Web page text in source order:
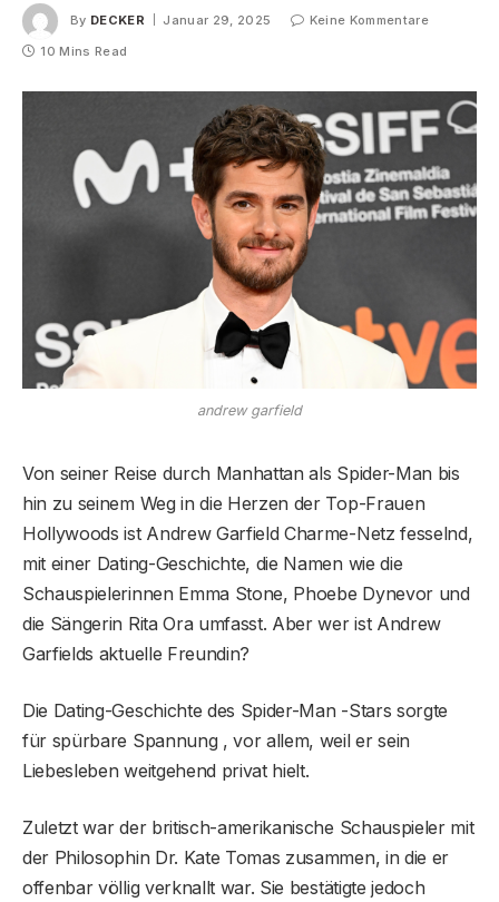
By DECKER Januar 29, 2025
Keine Kommentare
10 Mins Read
andrew garfield
Von seiner Reise durch Manhattan als Spider-Man bis
hin zu seinem Weg in die Herzen der Top-Frauen
Hollywoods ist Andrew Garfield Charme-Netz fesselnd,
mit einer Dating-Geschichte, die Namen wie die
Schauspielerinnen Emma Stone, Phoebe Dynevor und
die Sängerin Rita Ora umfasst. Aber wer ist Andrew
Garfields aktuelle Freundin?
Die Dating-Geschichte des Spider-Man -Stars sorgte
für spürbare Spannung , vor allem, weil er sein
Liebesleben weitgehend privat hielt.
Zuletzt war der britisch-amerikanische Schauspieler mit
der Philosophin Dr. Kate Tomas zusammen, in die er
offenbar völlig verknallt war. Sie bestätigte jedoch